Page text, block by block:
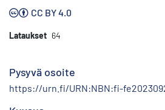
CC BY 4.0
Lataukset 64
Pysyvä osoite
https://urn.fi/URN:NBN:fi-